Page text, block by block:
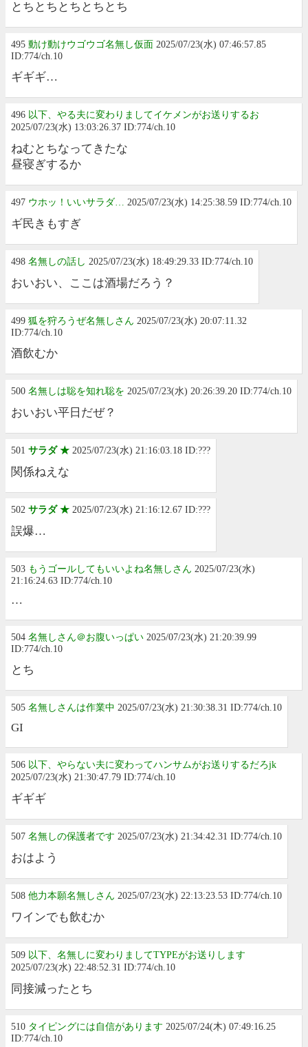
とちとちとちとちとち
495 動け動けウゴウゴ名無し仮面 2025/07/23(水) 07:46:57.85
ID:774/ch.10
ギギギ…
496 以下、やる夫に変わりましてイケメンがお送りするお
2025/07/23(水) 13:03:26.37 ID:774/ch.10
ねむとちなってきたな
昼寝ぎするか
497 ウホッ！いいサラダ… 2025/07/23(水) 14:25:38.59 ID:774/ch.10
ギ民きもすぎ
498 名無しの話し 2025/07/23(水) 18:49:29.33 ID:774/ch.10
おいおい、ここは酒場だろう？
499 狐を狩ろうぜ名無しさん 2025/07/23(水) 20:07:11.32
ID:774/ch.10
酒飲むか
500 名無しは聡を知れ聡を 2025/07/23(水) 20:26:39.20 ID:774/ch.10
おいおい平日だぜ？
501 サラダ ★ 2025/07/23(水) 21:16:03.18 ID:???
関係ねえな
502 サラダ ★ 2025/07/23(水) 21:16:12.67 ID:???
誤爆…
503 もうゴールしてもいいよね名無しさん 2025/07/23(水)
21:16:24.63 ID:774/ch.10
…
504 名無しさん＠お腹いっぱい 2025/07/23(水) 21:20:39.99
ID:774/ch.10
とち
505 名無しさんは作業中 2025/07/23(水) 21:30:38.31 ID:774/ch.10
GI
506 以下、やらない夫に変わってハンサムがお送りするだろjk
2025/07/23(水) 21:30:47.79 ID:774/ch.10
ギギギ
507 名無しの保護者です 2025/07/23(水) 21:34:42.31 ID:774/ch.10
おはよう
508 他力本願名無しさん 2025/07/23(水) 22:13:23.53 ID:774/ch.10
ワインでも飲むか
509 以下、名無しに変わりましてTYPEがお送りします
2025/07/23(水) 22:48:52.31 ID:774/ch.10
同接減ったとち
510 タイピングには自信があります 2025/07/24(木) 07:49:16.25
ID:774/ch.10